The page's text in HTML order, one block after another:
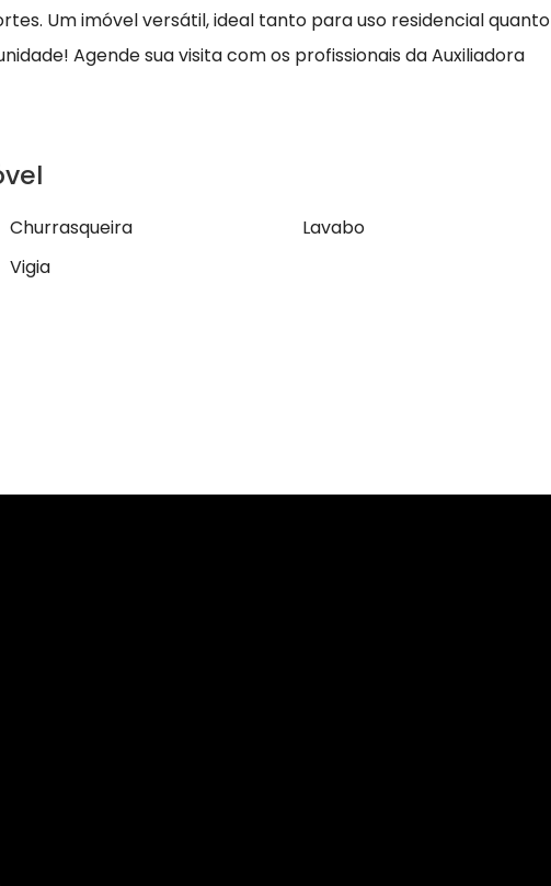
Um imóvel versátil, ideal tanto para uso residencial quanto
Agende sua visita com os profissionais da Auxiliadora
Churrasqueira
Lavabo
Vigia